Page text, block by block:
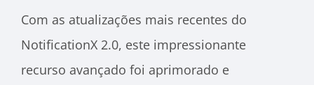
Com as atualizações mais recentes do
NotificationX 2.0, este impressionante
recurso avançado foi aprimorado e